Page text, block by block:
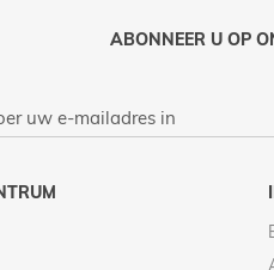
ABONNEER U OP